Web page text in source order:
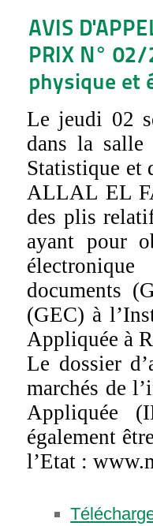
AVIS
PRIX N°
physique et
Le jeudi 02
dans la
Statistique et
ALLAL EL
des plis
ayant pour
documents
(GEC) à
Appliquée à
Le dossier
marchés de
Appliquée
également
l’Etat :